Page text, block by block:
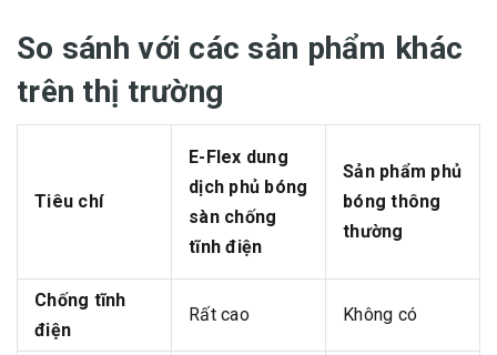
So sánh với các sản phẩm khác
trên thị trường
Tiêu chí
E-Flex dung
dịch phủ bóng
sàn chống
tĩnh điện
Sản phẩm phủ
bóng thông
thường
Chống tĩnh
điện
Rất cao Không có